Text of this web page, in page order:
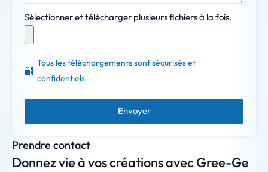
Prendre contact
Donnez vie à vos créations avec Gree-Ge
Sélectionner et télécharger plusieurs fichiers à la fois.
🔐
Tous les téléchargements sont sécurisés et
confidentiels
Envoyer